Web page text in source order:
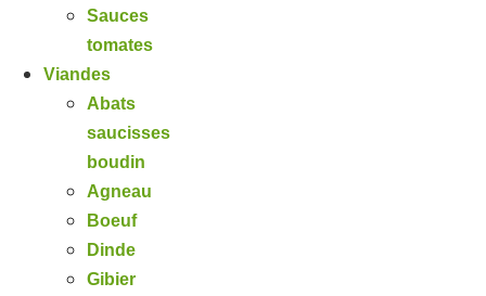
Sauces
tomates
Viandes
Abats
saucisses
boudin
Agneau
Boeuf
Dinde
Gibier